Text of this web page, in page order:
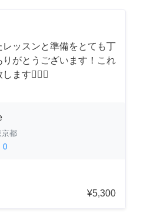
ッスンと準備をとても丁
がとうございます！これ
ます🙇‍♀️✨
京都
0
¥5,300